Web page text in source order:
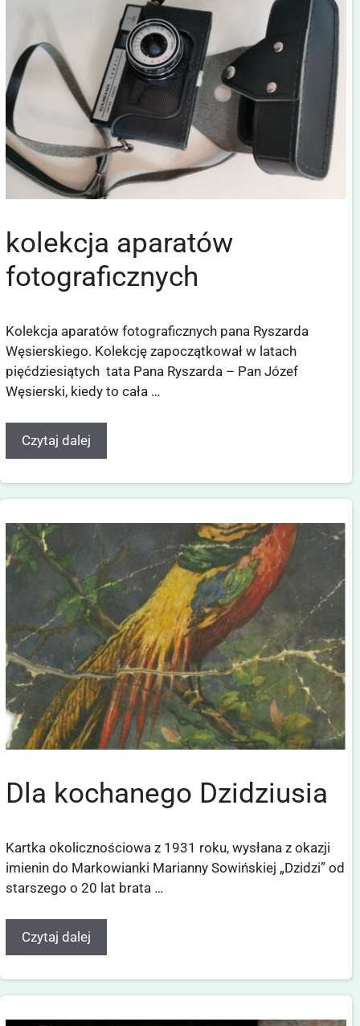
kolekcja aparatów
fotograficznych
Kolekcja aparatów fotograficznych pana Ryszarda
Węsierskiego. Kolekcję zapoczątkował w latach
pięćdziesiątych tata Pana Ryszarda – Pan Józef
Węsierski, kiedy to cała …
Czytaj dalej
Dla kochanego Dzidziusia
Kartka okolicznościowa z 1931 roku, wysłana z okazji
imienin do Markowianki Marianny Sowińskiej „Dzidzi” od
starszego o 20 lat brata …
Czytaj dalej